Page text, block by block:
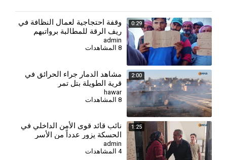
0:29
وقفة احتجاجية لعمال النظافة في
ريف الرقة للمطالبة برواتبهم
المتأخرة
admin
8 المشاهدات
2:00
مشاهد الدمار جراء الحرائق في
قرية الطويلة بتل تمر
hawar
1:25
⁣نائب قائد قوى الأمن الداخلي في
الحسكة يزور عدداً من الأسر
الكردية في الرقة
admin
4 المشاهدات